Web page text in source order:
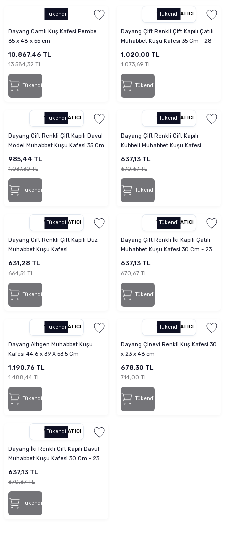
Tükendi
Dayang Camlı Kuş Kafesi Pembe
65 x 48 x 55 cm
10.867,46 TL
13.584,32 TL
Tükendi
Tükendi
YETKILI SATICI
Dayang Çift Renkli Çift Kapılı Çatılı
Muhabbet Kuşu Kafesi 35 Cm - 28
1.020,00 TL
1.073,69 TL
Tükendi
Tükendi
YETKILI SATICI
Dayang Çift Renkli Çift Kapılı Davul
Model Muhabbet Kuşu Kafesi 35 Cm
985,44 TL
1.037,30 TL
Tükendi
Tükendi
YETKILI SATICI
Dayang Çift Renkli Çift Kapılı
Kubbeli Muhabbet Kuşu Kafesi
637,13 TL
670,67 TL
Tükendi
Tükendi
YETKILI SATICI
Dayang Çift Renkli Çift Kapılı Düz
Muhabbet Kuşu Kafesi
631,28 TL
664,51 TL
Tükendi
Tükendi
YETKILI SATICI
Dayang Çift Renkli İki Kapılı Çatılı
Muhabbet Kuşu Kafesi 30 Cm - 23
637,13 TL
670,67 TL
Tükendi
Tükendi
YETKILI SATICI
Dayang Altıgen Muhabbet Kuşu
Kafesi 44.6 x 39 X 53.5 Cm
1.190,76 TL
1.488,44 TL
Tükendi
Tükendi
YETKILI SATICI
Dayang Çinevi Renkli Kuş Kafesi 30
x 23 x 46 cm
678,30 TL
714,00 TL
Tükendi
Tükendi
YETKILI SATICI
Dayang İki Renkli Çift Kapılı Davul
Muhabbet Kuşu Kafesi 30 Cm - 23
637,13 TL
670,67 TL
Tükendi